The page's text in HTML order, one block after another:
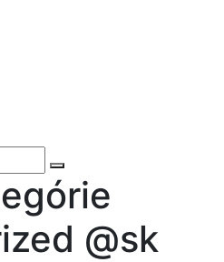
Vyhľadať
@sk